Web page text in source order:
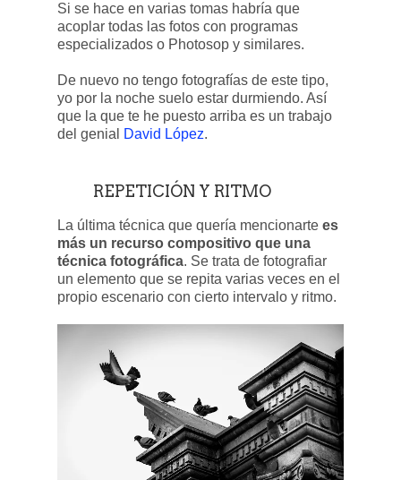
Si se hace en varias tomas habría que
acoplar todas las fotos con programas
especializados o Photosop y similares.
De nuevo no tengo fotografías de este tipo,
yo por la noche suelo estar durmiendo. Así
que la que te he puesto arriba es un trabajo
del genial
David López.
REPETICIÓN Y RITMO
La última técnica que quería mencionarte es
más un recurso compositivo que una
técnica fotográfica. Se trata de fotografiar
un elemento que se repita varias veces en el
propio escenario con cierto intervalo y ritmo.